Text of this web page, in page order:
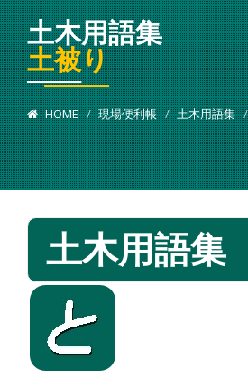
土木用語集
土被り
HOME 現場便利帳 土木用語集
土木用語集